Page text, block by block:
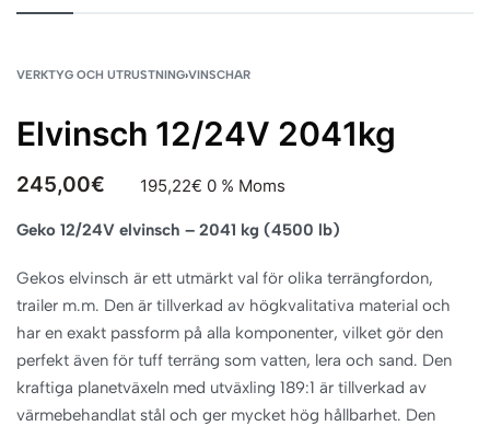
VERKTYG OCH UTRUSTNING›VINSCHAR
Elvinsch 12/24V 2041kg
245,00€ 195,22€ 0 % Moms
Geko 12/24V elvinsch – 2041 kg (4500 lb)
Gekos elvinsch är ett utmärkt val för olika terrängfordon,
trailer m.m. Den är tillverkad av högkvalitativa material och
har en exakt passform på alla komponenter, vilket gör den
perfekt även för tuff terräng som vatten, lera och sand. Den
kraftiga planetväxeln med utväxling 189:1 är tillverkad av
värmebehandlat stål och ger mycket hög hållbarhet. Den